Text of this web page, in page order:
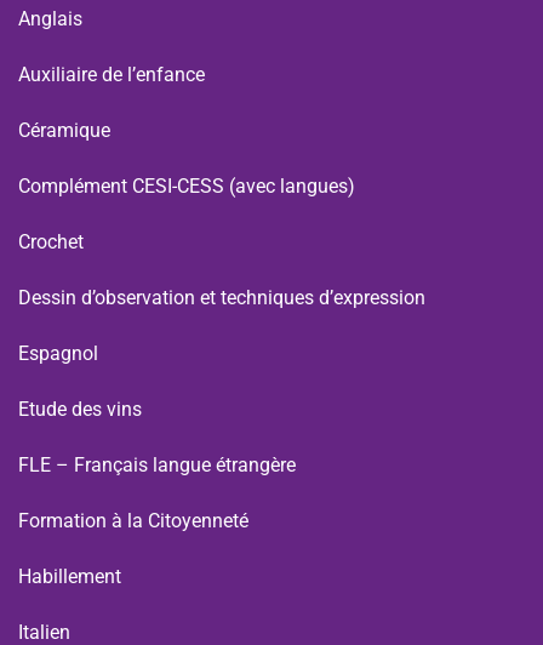
Anglais
Auxiliaire de l’enfance
Céramique
Complément CESI-CESS (avec langues)
Crochet
Dessin d’observation et techniques d’expression
Espagnol
Etude des vins
FLE – Français langue étrangère
Formation à la Citoyenneté
Habillement
Italien